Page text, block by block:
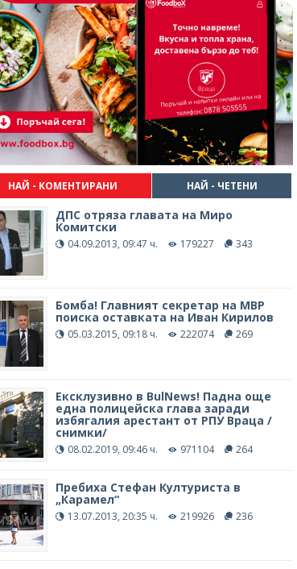
НАЙ - КОМЕНТИРАНИ НАЙ - ЧЕТЕНИ
ДПС отряза главата на Миро
Комитски
04.09.2013, 09:47 ч. 179227 343
Бомба! Главният секретар на МВР
поиска оставката на Иван Кирилов
05.03.2015, 09:18 ч. 222074 269
Ексклузивно в BulNews! Падна още
една полицейска глава заради
избягалия арестант от РПУ Враца /
снимки/
08.02.2019, 09:46 ч. 971104 264
Пребиха Стефан Културиста в
„Карамел“
13.07.2013, 20:35 ч. 219926 236